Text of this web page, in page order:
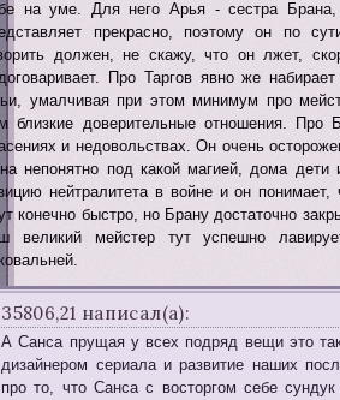
на уме. Для него Арья - сестра
прекрасно, поэтому он по
должен, не скажу, что он лжет,
Про Таргов явно же
умалчивая при этом минимум про
близкие доверительные отношения. Про
и недовольствах. Он очень
непонятно под какой магией, дома дети
нейтралитета в войне и он
конечно быстро, но Брану достаточно
великий мейстер тут успешно
35806,21 написал(а):
А Санса прущая у всех подряд вещи это
дизайнером сериала и развитие наших
про то, что Санса с восторгом себе